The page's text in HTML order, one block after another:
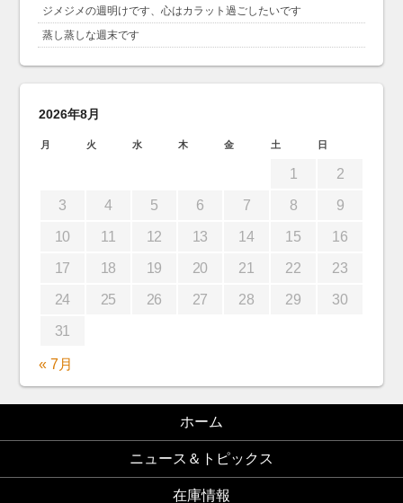
ジメジメの週明けです、心はカラット過ごしたいです
蒸し蒸しな週末です
2026年8月
月 火 水 木 金 土 日
1 2
3 4 5 6 7 8 9
10 11 12 13 14 15 16
17 18 19 20 21 22 23
24 25 26 27 28 29 30
31
« 7月
ホーム
ニュース＆トピックス
在庫情報